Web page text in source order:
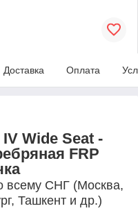
Доставка Оплата
Wide Seat -
FRP
всему СНГ (Москва,
Ташкент и др.)